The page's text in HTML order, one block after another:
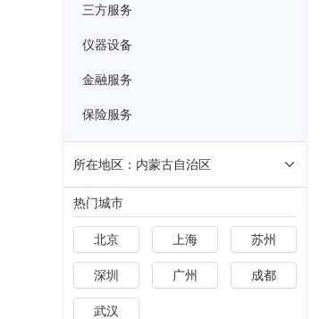
三方服务
仪器设备
金融服务
保险服务
所在地区：内蒙古自治区
热门城市
北京 上海 苏州
深圳 广州 成都
武汉